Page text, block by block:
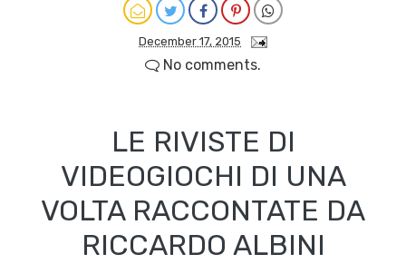
December 17, 2015
No comments.
LE RIVISTE DI
VIDEOGIOCHI DI UNA
VOLTA RACCONTATE DA
RICCARDO ALBINI